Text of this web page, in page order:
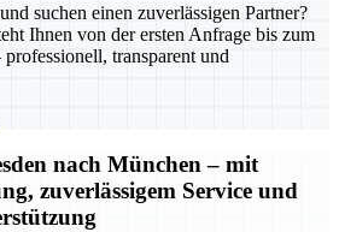
suchen einen zuverlässigen Partner?
Ihnen von der ersten Anfrage bis zum
transparent und
nach München – mit
zuverlässigem Service und